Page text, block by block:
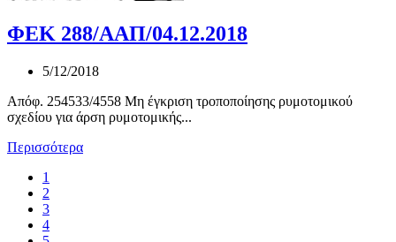
ΦΕΚ 288/ΑΑΠ/04.12.2018
5/12/2018
Απόφ. 254533/4558 Μη έγκριση τροποποίησης ρυμοτομικού
σχεδίου για άρση ρυμοτομικής...
Περισσότερα
1
2
3
4